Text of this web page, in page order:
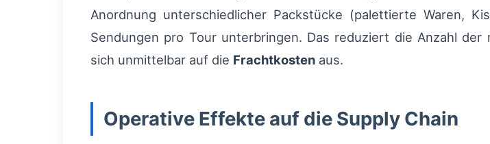
Anordnung unterschiedlicher Packstücke (palettierte Waren,
Sendungen pro Tour unterbringen. Das reduziert die Anzahl
sich unmittelbar auf die Frachtkosten aus.
Operative Effekte auf die Supply Chain